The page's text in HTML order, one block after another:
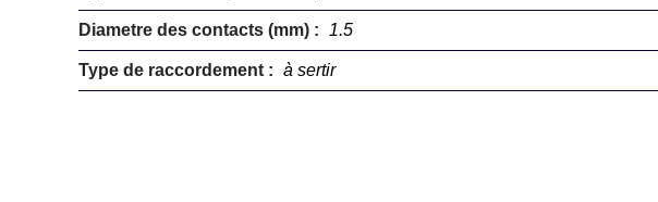
Diametre des contacts (mm) : 1.5
Type de raccordement : à sertir